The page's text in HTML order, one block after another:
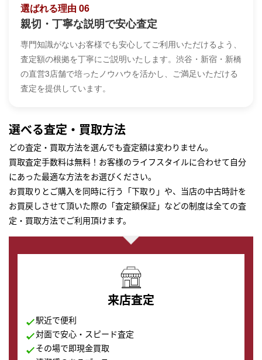
選ばれる理由 06
親切・丁寧な説明で安心査定
専門知識がないお客様でも安心してご利用いただけるよう、
査定額の根拠を丁寧にご説明いたします。渋谷・新宿・新橋
の直営3店舗で培ったノウハウを活かし、ご満足いただける
査定を提供しています。
選べる査定・買取方法
どの査定・買取方法を選んでも査定額は変わりません。
買取査定手数料は無料！お客様のライフスタイルに合わせて自分
にあった最適な方法をお選びください。
お買取りとご購入を同時に行う「下取り」や、当店の中古時計を
お買戻しさせて頂いた際の「査定額保証」などの制度は全ての査
定・買取方法でご利用頂けます。
来店査定
駅近で便利
対面で安心・スピード査定
その場で即現金買取